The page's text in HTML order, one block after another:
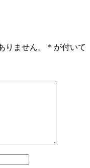
りません。 * が付いて